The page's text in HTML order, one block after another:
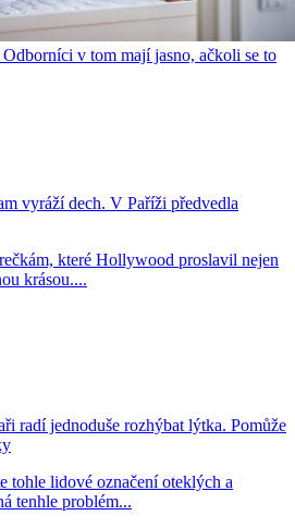
v tom mají jasno, ačkoli se to
vyráží dech. V Paříži předvedla
které Hollywood proslavil nejen
krásou....
radí jednoduše rozhýbat lýtka. Pomůže
tohle lidové označení oteklých a
tenhle problém...